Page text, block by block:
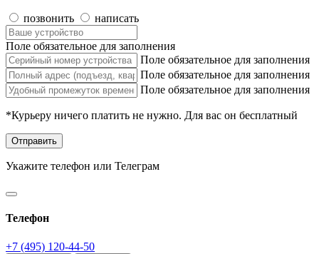
позвонить написать
Поле обязательное для заполнения
Поле обязательное для заполнения
Поле обязательное для заполнения
Поле обязательное для заполнения
*Курьеру ничего платить не нужно. Для вас он бесплатный
Отправить
Укажите телефон или Телеграм
Телефон
+7 (495) 120-44-50